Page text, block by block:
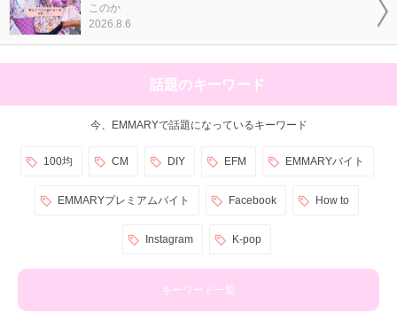
このか
2026.8.6
話題のキーワード
今、EMMARYで話題になっているキーワード
100均 CM DIY EFM EMMARYバイト
EMMARYプレミアムバイト Facebook How to
Instagram K-pop
キーワード一覧